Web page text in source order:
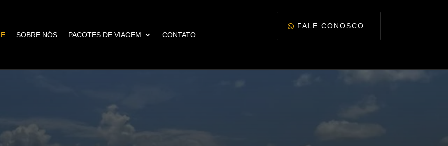
SOBRE NÓS PACOTES DE VIAGEM CONTATO
FALE CONOSCO